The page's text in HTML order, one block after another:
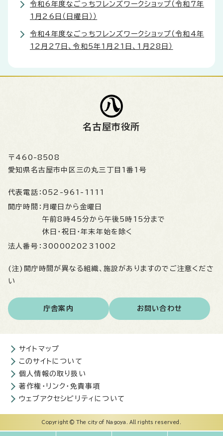
令和6年度なごっちフレンズワークショップ（令和7年
1月26日（日曜日））
令和4年度なごっちフレンズワークショップ（令和4年
12月27日、令和5年1月21日、1月28日）
名古屋市役所
〒460-8508
愛知県名古屋市中区三の丸三丁目1番1号
代表電話： 052-961-1111
開庁時間： 月曜日から金曜日
午前8時45分から午後5時15分まで
休日・祝日・年末年始を除く
法人番号： 3000020231002
(注)開庁時間が異なる組織、施設がありますのでご注意くださ
い
庁舎案内 お問い合わせ
サイトマップ
このサイトについて
個人情報の取り扱い
著作権・リンク・免責事項
ウェブアクセシビリティについて
Copyright © The city of Nagoya. All rights reserved.